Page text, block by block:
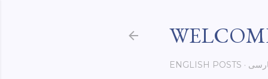
ENGLISH POSTS